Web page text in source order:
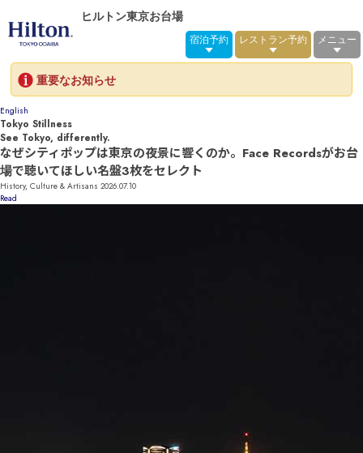
ヒルトン東京お台場
宿泊予約 レストラン予約 メニュー
重要なお知らせ
English
Tokyo Stillness
See Tokyo, differently.
なぜシティポップは東京の夜景に響くのか。Face Recordsがお台
場で聴いてほしい名盤3枚をセレクト
History, Culture & Artisans 2026.07.10
Read